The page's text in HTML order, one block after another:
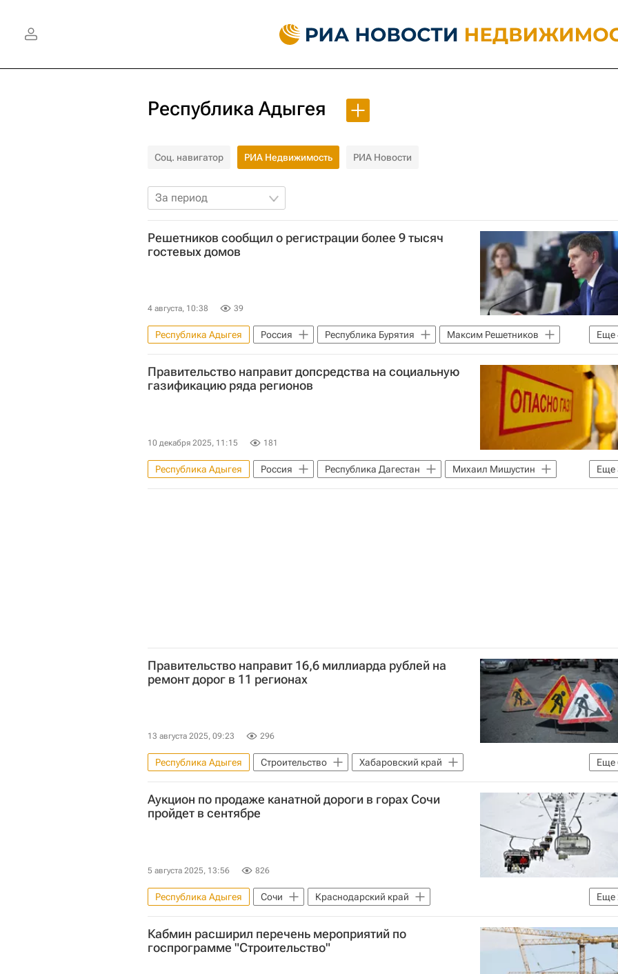
Республика Адыгея
Соц. навигатор РИА Недвижимость РИА Новости
За период
Решетников сообщил о регистрации более 9 тысяч
гостевых домов
4 августа, 10:38 39
Еще
Республика Адыгея Россия Республика Бурятия
Максим Решетников
Министерство экономического развития РФ (Минэкономразвития России)
Коммерческая недвижимость
Отели Гостиницы
Правительство направит допсредства на социальную
газификацию ряда регионов
10 декабря 2025, 11:15 181
Еще
Республика Адыгея Россия Республика Дагестан
Михаил Мишустин
ЖКХ
Правительство РФ Регионы
Правительство направит 16,6 миллиарда рублей на
ремонт дорог в 11 регионах
13 августа 2025, 09:23 296
Еще
Республика Адыгея Строительство
Хабаровский край
Московская область (Подмосковье)
Михаил Мишустин
Дороги
Инфраструктура
Регионы Правительство РФ
Аукцион по продаже канатной дороги в горах Сочи
пройдет в сентябре
5 августа 2025, 13:56 826
Еще
Республика Адыгея Сочи
Краснодарский край
Федеральное агентство по управлению государственным имуществом (Росимущество)
Роза Хутор
Кабмин расширил перечень мероприятий по
госпрограмме "Строительство"